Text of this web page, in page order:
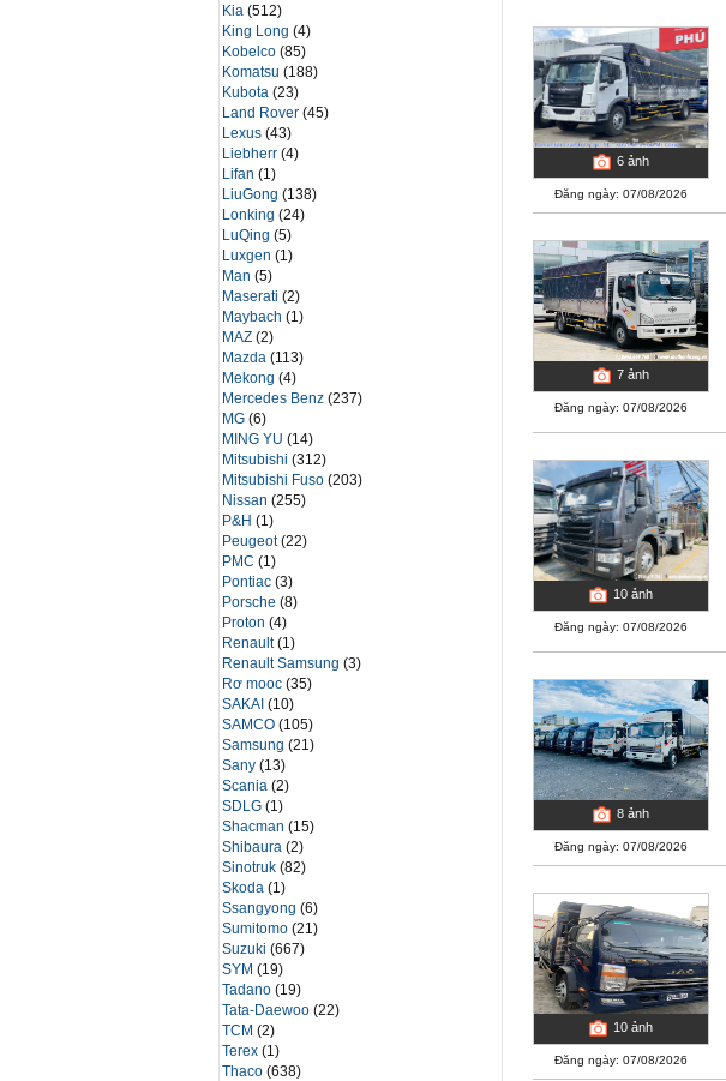
Kia(512)
King Long(4)
Kobelco(85)
Komatsu(188)
Kubota(23)
Land Rover(45)
Lexus(43)
Liebherr(4)
Lifan(1)
LiuGong(138)
Lonking(24)
LuQing(5)
Luxgen(1)
Man(5)
Maserati(2)
Maybach(1)
MAZ(2)
Mazda(113)
Mekong(4)
Mercedes Benz(237)
MG(6)
MING YU(14)
Mitsubishi(312)
Mitsubishi Fuso(203)
Nissan(255)
P&H(1)
Peugeot(22)
PMC(1)
Pontiac(3)
Porsche(8)
Proton(4)
Renault(1)
Renault Samsung(3)
Rơ mooc(35)
SAKAI(10)
SAMCO(105)
Samsung(21)
Sany(13)
Scania(2)
SDLG(1)
Shacman(15)
Shibaura(2)
Sinotruk(82)
Skoda(1)
Ssangyong(6)
Sumitomo(21)
Suzuki(667)
SYM(19)
Tadano(19)
Tata-Daewoo(22)
TCM(2)
Terex(1)
Thaco(638)
6 ảnh
Đăng ngày: 07/08/2026
7 ảnh
Đăng ngày: 07/08/2026
10 ảnh
Đăng ngày: 07/08/2026
8 ảnh
Đăng ngày: 07/08/2026
10 ảnh
Đăng ngày: 07/08/2026